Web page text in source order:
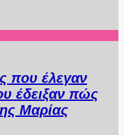
που έλεγαν
έδειξαν πώς
Μαρίας